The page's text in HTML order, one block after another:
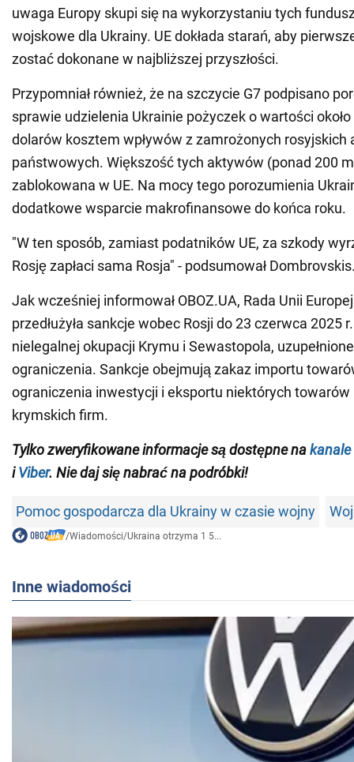
uwaga Europy skupi się na wykorzystaniu tych
wojskowe dla Ukrainy. UE dokłada starań, aby
zostać dokonane w najbliższej przyszłości.
Przypomniał również, że na szczycie G7 podpisano
sprawie udzielenia Ukrainie pożyczek o wartości
dolarów kosztem wpływów z zamrożonych rosyjskich
państwowych. Większość tych aktywów (ponad 200
zablokowana w UE. Na mocy tego porozumienia
dodatkowe wsparcie makrofinansowe do końca roku.
"W ten sposób, zamiast podatników UE, za szkody
Rosję zapłaci sama Rosja" - podsumował
Jak wcześniej informował OBOZ.UA, Rada Unii
przedłużyła sankcje wobec Rosji do 23 czerwca 2025
nielegalnej okupacji Krymu i Sewastopola,
ograniczenia. Sankcje obejmują zakaz importu
ograniczenia inwestycji i eksportu niektórych towarów
krymskich firm.
Tylko zweryfikowane informacjesądostępnenakanale
iViber. Nie daj się nabrać na podróbki!
Pomoc gospodarcza dla Ukrainy w czasie wojny
/Wiadomości/Ukraina otrzyma 1 5...
Inne wiadomości